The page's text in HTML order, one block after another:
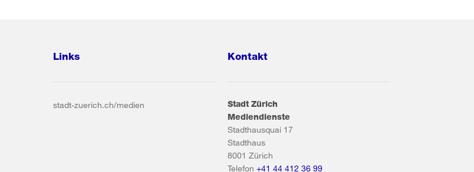
Links
stadt-zuerich.ch/medien
Kontakt
Stadt Zürich
Mediendienste
Stadthausquai 17
Stadthaus
8001 Zürich
Telefon +41 44 412 36 99